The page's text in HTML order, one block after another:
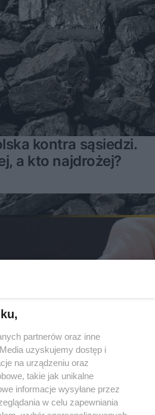
kontra sąsiedzi.
a kto najdrożej?
partnerów oraz inne
uzyskujemy dostęp i
na urządzeniu oraz
takie jak unikalne
informacje wysyłane przez
w celu zapewniania